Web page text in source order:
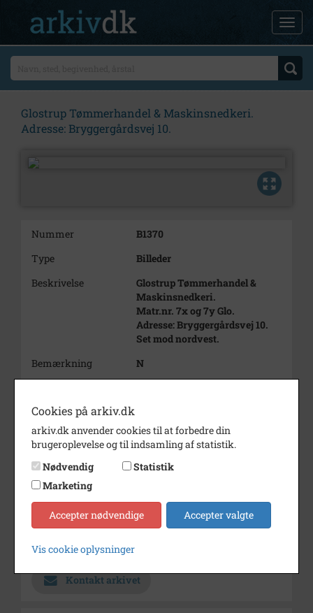
Glostrup Tømmerhandel & Maskinsnedkeri.
Adresse: Bryggergårdsvej 10.
Nummer
B1370
Type
Billeder
Beskrivelse
Glostrup Tømmerhandel &
Maskinsnedkeri.
Matr.nr. 7x og 7y Glo.
Adresse: Bryggergårdsvej 10.
Set mod nordvest.
Bemærkning
N
Dateringsnote
Fotograf
Knud Hansen
Se på kort
Type
Enhed
Glostrup Sogn (1000-2050)
Kontakt arkivet
Cookies på arkiv.dk
arkiv.dk anvender cookies til at forbedre din
brugeroplevelse og til indsamling af statistik.
Nødvendig
Statistik
Marketing
Accepter nødvendige Accepter valgte
Vis cookie oplysninger